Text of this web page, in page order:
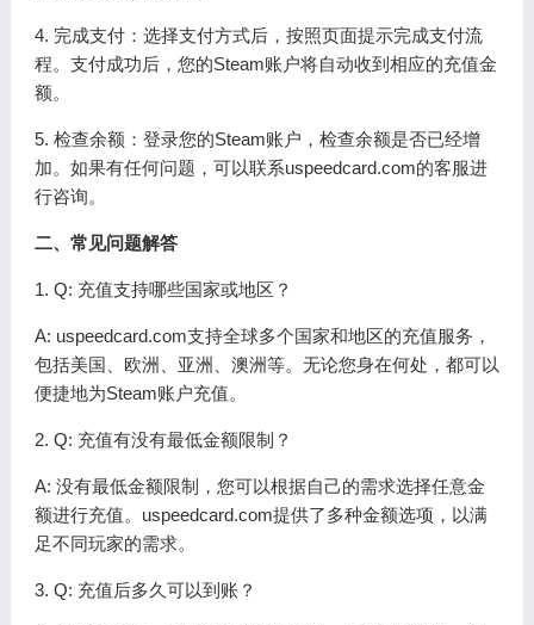
4. 完成支付：选择支付方式后，按照页面提示完成支付流
程。支付成功后，您的Steam账户将自动收到相应的充值金
额。
5. 检查余额：登录您的Steam账户，检查余额是否已经增
加。如果有任何问题，可以联系uspeedcard.com的客服进
行咨询。
二、常见问题解答
1. Q: 充值支持哪些国家或地区？
A: uspeedcard.com支持全球多个国家和地区的充值服务，
包括美国、欧洲、亚洲、澳洲等。无论您身在何处，都可以
便捷地为Steam账户充值。
2. Q: 充值有没有最低金额限制？
A: 没有最低金额限制，您可以根据自己的需求选择任意金
额进行充值。uspeedcard.com提供了多种金额选项，以满
足不同玩家的需求。
3. Q: 充值后多久可以到账？